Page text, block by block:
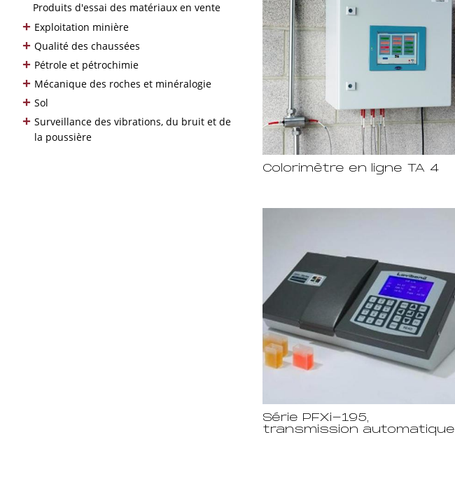
Produits d'essai des matériaux en vente
+ Exploitation minière
+ Qualité des chaussées
+ Pétrole et pétrochimie
+ Mécanique des roches et minéralogie
+ Sol
+ Surveillance des vibrations, du bruit et de
la poussière
Colorimètre en ligne TA 4
Série PFXi-195,
transmission automatique